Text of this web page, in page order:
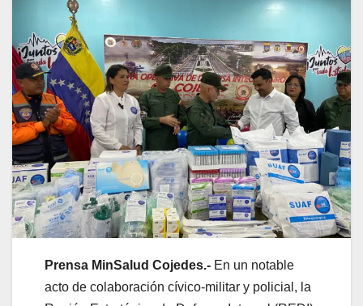
Prensa MinSalud Cojedes.- En un notable
acto de colaboración cívico-militar y policial, la